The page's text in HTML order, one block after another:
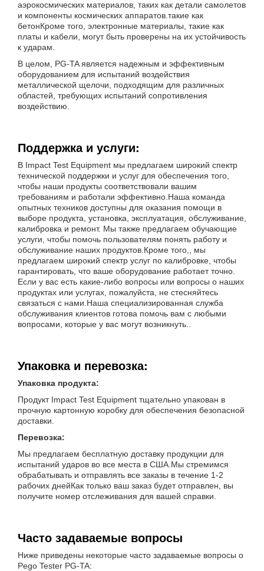
аэрокосмических материалов, таких как детали самолетов
и компоненты космических аппаратов.такие как
бетонКроме того, электронные материалы, такие как
платы и кабели, могут быть проверены на их устойчивость
к ударам.
В целом, PG-TA является надежным и эффективным
оборудованием для испытаний воздействия
металлической щелочи, подходящим для различных
областей, требующих испытаний сопротивления
воздействию.
Поддержка и услуги:
В Impact Test Equipment мы предлагаем широкий спектр
технической поддержки и услуг для обеспечения того,
чтобы наши продукты соответствовали вашим
требованиям и работали эффективно.Наша команда
опытных техников доступны для оказания помощи в
выборе продукта, установка, эксплуатация, обслуживание,
калибровка и ремонт. Мы также предлагаем обучающие
услуги, чтобы помочь пользователям понять работу и
обслуживание наших продуктов.Кроме того,, мы
предлагаем широкий спектр услуг по калибровке, чтобы
гарантировать, что ваше оборудование работает точно.
Если у вас есть какие-либо вопросы или вопросы о наших
продуктах или услугах, пожалуйста, не стесняйтесь
связаться с нами.Наша специализированная служба
обслуживания клиентов готова помочь вам с любыми
вопросами, которые у вас могут возникнуть..
Упаковка и перевозка:
Упаковка продукта:
Продукт Impact Test Equipment тщательно упакован в
прочную картонную коробку для обеспечения безопасной
доставки.
Перевозка:
Мы предлагаем бесплатную доставку продукции для
испытаний ударов во все места в США.Мы стремимся
обрабатывать и отправлять все заказы в течение 1-2
рабочих днейКак только ваш заказ будет отправлен, вы
получите номер отслеживания для вашей справки.
Часто задаваемые вопросы
Ниже приведены некоторые часто задаваемые вопросы о
Pego Tester PG-TA: